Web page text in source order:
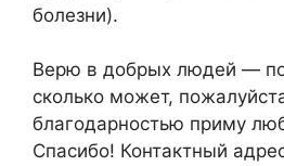
болезни).
Верю в добрых людей —
сколько может,
благодарностью приму
Спасибо! Контактный